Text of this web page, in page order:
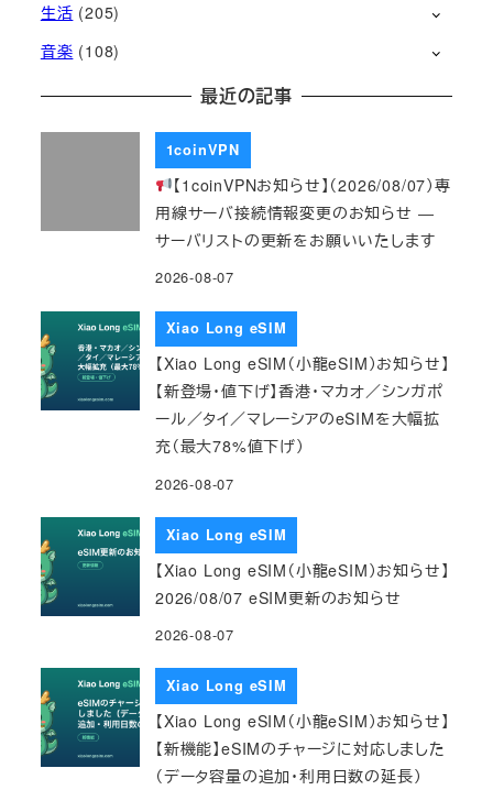
生活 (205)
音楽 (108)
最近の記事
1coinVPN
【1coinVPNお知らせ】（2026/08/07）専
用線サーバ接続情報変更のお知らせ ―
サーバリストの更新をお願いいたします
2026-08-07
Xiao Long eSIM
【Xiao Long eSIM（小龍eSIM）お知らせ】
【新登場・値下げ】香港・マカオ／シンガポ
ール／タイ／マレーシアのeSIMを大幅拡
充（最大78%値下げ）
2026-08-07
Xiao Long eSIM
【Xiao Long eSIM（小龍eSIM）お知らせ】
2026/08/07 eSIM更新のお知らせ
2026-08-07
Xiao Long eSIM
【Xiao Long eSIM（小龍eSIM）お知らせ】
【新機能】eSIMのチャージに対応しました
（データ容量の追加・利用日数の延長）